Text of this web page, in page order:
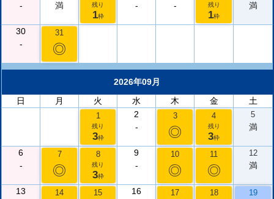
-
満 残り
1枠
-
-
残り
1枠
満
30
-
31
◎
2026年09月
日
月 火 水 木 金 土
1
残り
3枠
2
-
3
◎
4
残り
3枠
5
満
6
-
7
◎
8
残り
3枠
9
-
10
◎
11
◎
12
満
13 14 15 16 17 18 19